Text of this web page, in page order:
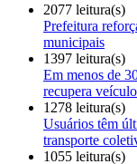
2077 leitura(s)
Prefeitura
municipais
1397 leitura(s)
Em menos de
recupera
1278 leitura(s)
Usuários têm
transporte
1055 leitura(s)